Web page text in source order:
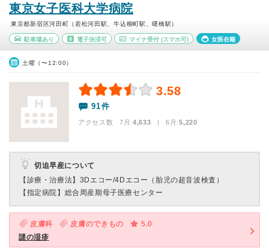
東京女子医科大学病院
東京都新宿区河田町（若松河田駅、牛込柳町駅、曙橋駅）
駐車場あり 電子決済可 マイナ受付 (スマホ可) 女医在籍
土曜（〜12:00）
3.58
91件
アクセス数 7月:4,633 | 6月:5,220
切迫早産について
【診療・治療法】 3Dエコー/4Dエコー（胎児の超音波検査）
【指定病院】 総合周産期母子医療センター
皮膚科 皮膚のできもの
5.0
謎の湿疹